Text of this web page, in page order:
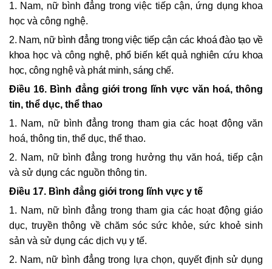
1. Nam, nữ bình đẳng trong việc tiếp cận, ứng dụng khoa
học và công nghệ.
2. Nam, nữ bình đẳng trong việc tiếp cận các khoá đào tạo về
khoa học và công nghệ, phổ biến kết quả nghiên cứu khoa
học, công nghệ và phát minh, sáng chế.
Điều 16. Bình đẳng giới trong lĩnh vực văn hoá, thông
tin, thể dục, thể thao
1. Nam, nữ bình đẳng trong tham gia các hoạt động văn
hoá, thông tin, thể dục, thể thao.
2. Nam, nữ bình đẳng trong hưởng thụ văn hoá, tiếp cận
và sử dụng các nguồn thông tin.
Điều 17. Bình đẳng giới trong lĩnh vực y tế
1. Nam, nữ bình đẳng trong tham gia các hoạt động giáo
dục, truyền thông về chăm sóc sức khỏe, sức khoẻ sinh
sản và sử dụng các dịch vụ y tế.
2. Nam, nữ bình đẳng trong lựa chọn, quyết định sử dụng